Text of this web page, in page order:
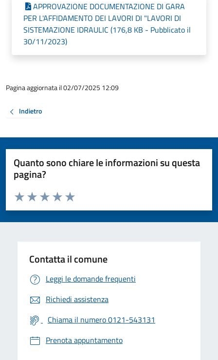
APPROVAZIONE DOCUMENTAZIONE DI GARA
PER L'AFFIDAMENTO DEI LAVORI DI "LAVORI DI
SISTEMAZIONE IDRAULIC (176,8 KB - Pubblicato il
30/11/2023)
Pagina aggiornata il 02/07/2025 12:09
Indietro
Quanto sono chiare le informazioni su questa
pagina?
Valuta da 1 a 5 stelle la pagina
Valuta 5 stelle su 5
Valuta 4 stelle su 5
Valuta 3 stelle su 5
Valuta 2 stelle su 5
Valuta 1 stelle su 5
Contatta il comune
Leggi le domande frequenti
Richiedi assistenza
Chiama il numero 0121-543131
Prenota appuntamento